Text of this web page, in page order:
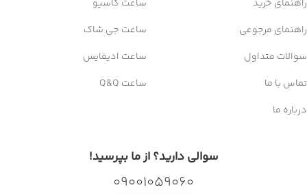
راهنمای خرید
راهنمای مرجوعی
سوالات متداول
تماس با ما
درباره ما
ساعت کاسیو
ساعت جی شاک
ساعت ادیفایس
ساعت Q&Q
سوالی دارید؟ از ما بپرسید!
09001059060